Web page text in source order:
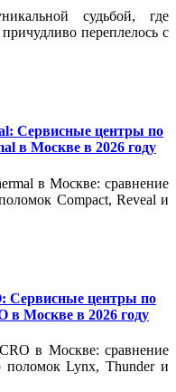
судьбой, где
переплелось с
Сервисные центры по
в Москве в 2026 году
в Москве: сравнение
Compact, Reveal и
Сервисные центры по
в Москве в 2026 году
в Москве: сравнение
поломок Lynx, Thunder и